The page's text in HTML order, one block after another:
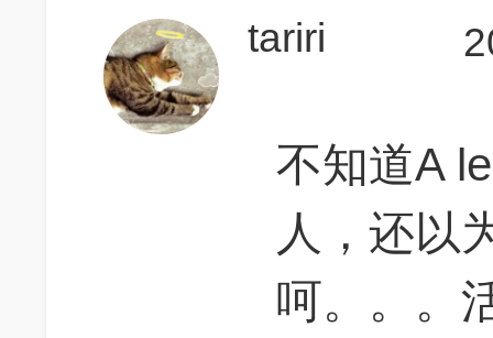
tariri
不知道A
人，还以
呵。。。